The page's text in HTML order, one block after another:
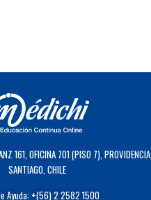
161, OFICINA 701 (PISO 7), PROVIDENCIA,
SANTIAGO, CHILE
Ayuda: +(56) 2 2582 1500